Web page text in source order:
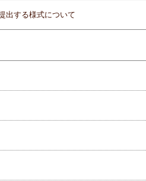
出する様式について